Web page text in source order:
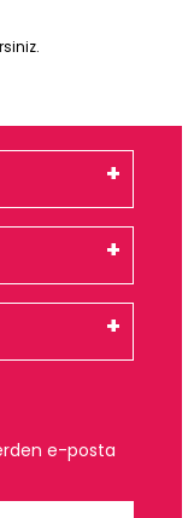
e-posta